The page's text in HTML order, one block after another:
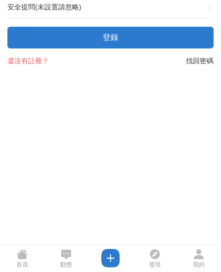
安全提問(未設置請忽略)
登錄
找回密碼
還沒有註冊？
首頁 動態 發現 我的